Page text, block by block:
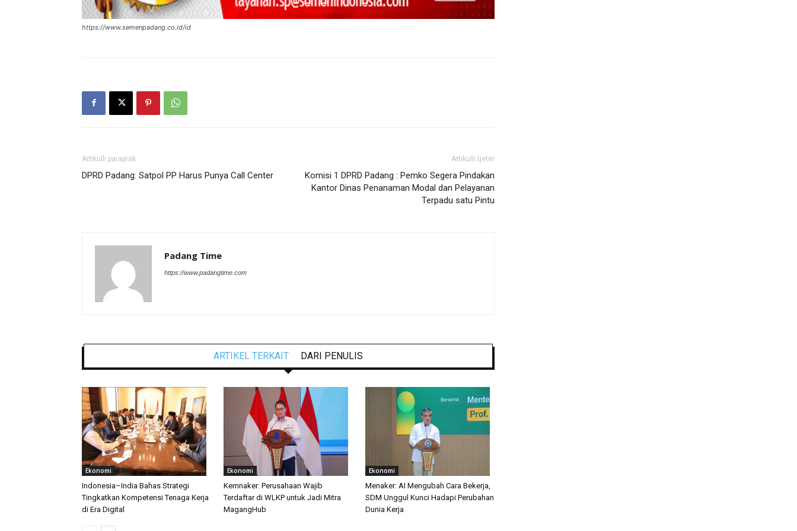
https://www.semenpadang.co.id/id
Artikulli paraprak
DPRD Padang: Satpol PP Harus Punya Call Center
Artikulli tjetër
Komisi 1 DPRD Padang : Pemko Segera Pindakan
Kantor Dinas Penanaman Modal dan Pelayanan
Terpadu satu Pintu
Padang Time
https://www.padangtime.com
ARTIKEL TERKAIT DARI PENULIS
Ekonomi
Indonesia–India Bahas Strategi
Tingkatkan Kompetensi Tenaga Kerja
di Era Digital
Ekonomi
Kemnaker: Perusahaan Wajib
Terdaftar di WLKP untuk Jadi Mitra
MagangHub
Ekonomi
Menaker: AI Mengubah Cara Bekerja,
SDM Unggul Kunci Hadapi Perubahan
Dunia Kerja